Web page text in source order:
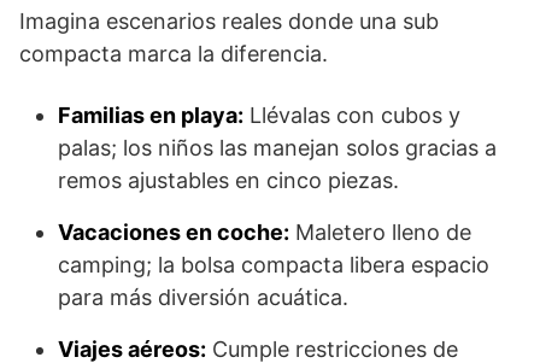
Imagina escenarios reales donde una sub
compacta marca la diferencia.
Familias en playa: Llévalas con cubos y
palas; los niños las manejan solos gracias a
remos ajustables en cinco piezas.
Vacaciones en coche: Maletero lleno de
camping; la bolsa compacta libera espacio
para más diversión acuática.
Viajes aéreos: Cumple restricciones de